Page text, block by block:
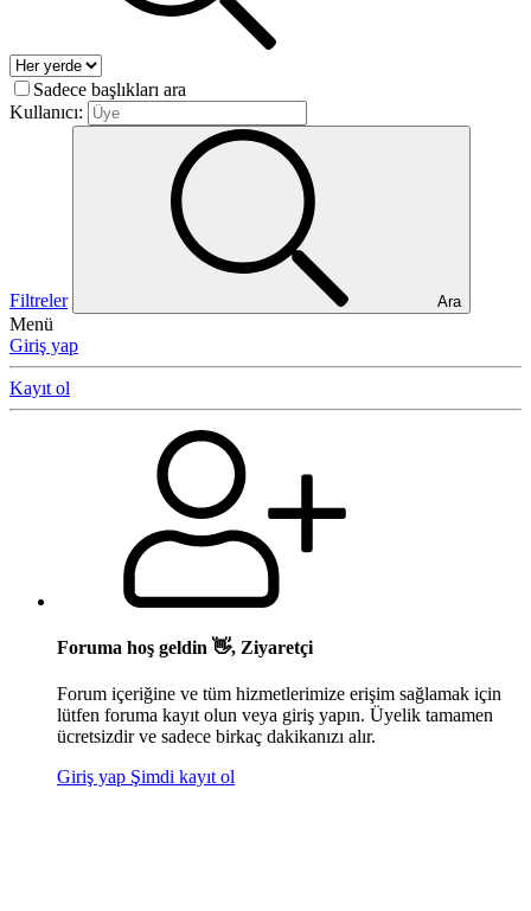
Sadece başlıkları ara
Kullanıcı:
Filtreler Ara
Menü
Giriş yap
Kayıt ol
Foruma hoş geldin 👋, Ziyaretçi
Forum içeriğine ve tüm hizmetlerimize erişim sağlamak için
lütfen foruma kayıt olun veya giriş yapın. Üyelik tamamen
ücretsizdir ve sadece birkaç dakikanızı alır.
Giriş yap Şimdi kayıt ol